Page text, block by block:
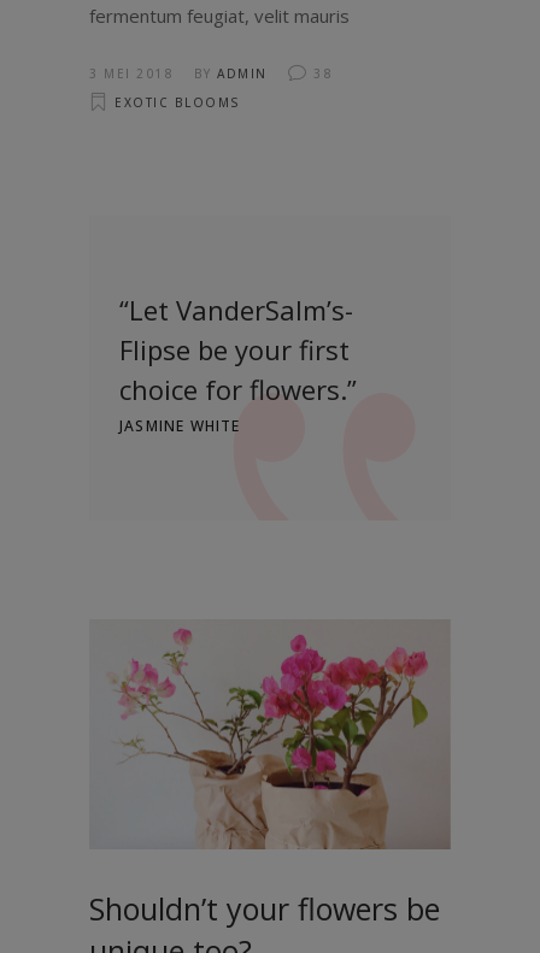
fermentum feugiat, velit mauris
3 MEI 2018 BY ADMIN
38
EXOTIC BLOOMS
“Let VanderSalm’s-
Flipse be your first
choice for flowers.”
JASMINE WHITE
Shouldn’t your flowers be